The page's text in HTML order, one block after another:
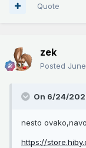
Quote
zek
Posted
On 6/24/
nesto
https://